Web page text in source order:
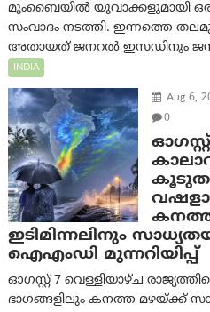
മുംബൈയിൽ യുവാക്കളുമായി
സംവാദം നടത്തി. ഇന്നത്തെ
അതായത് ജനറൽ ഇസഡിനും
INDIA
Aug 6,
0
ഇടിമിന്നലിനും
ഐഎംഡി മുന്നറിയിപ്പ്
ഓഗസ്റ്റ് 7 വെള്ളിയാഴ്ച
ഭാഗങ്ങളിലും കനത്ത മഴയ്ക്ക്